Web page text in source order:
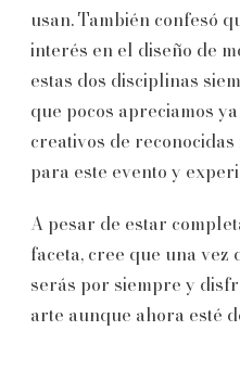
usan. También confesó
interés en el diseño de
estas dos disciplinas
que pocos apreciamos
creativos de
para este evento y
A pesar de estar
faceta, cree que una
serás por siempre y
arte aunque ahora esté